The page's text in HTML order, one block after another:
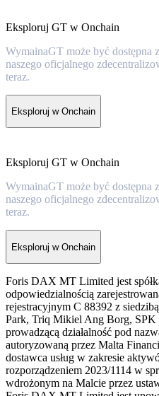
Eksploruj GT w Onchain
WymainaGT może być dostępna
naszego oficjalnego
teraz.
Eksploruj w Onchain
Eksploruj GT w Onchain
WymainaGT może być dostępna
naszego oficjalnego
teraz.
Eksploruj w Onchain
Foris DAX MT Limited jest
odpowiedzialnością
rejestracyjnym C 88392 z
Park, Triq Mikiel Ang Borg, SPK
prowadzącą działalność pod
autoryzowaną przez Malta
dostawca usług w zakresie
rozporządzeniem 2023/1114 w
wdrożonym na Malcie przez